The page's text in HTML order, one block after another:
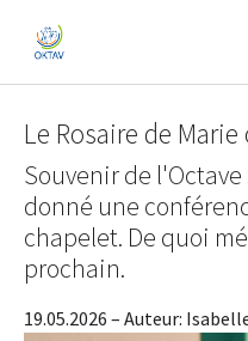
Le Rosaire de
Souvenir de
donné une
chapelet. De quoi
prochain.
19.05.2026 – Auteur: